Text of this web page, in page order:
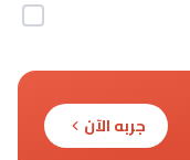
جربه الآن